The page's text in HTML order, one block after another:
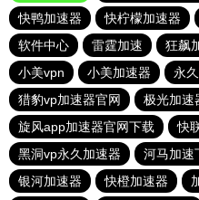
快鸭加速器
快柠檬加速器
软件中心
雷霆加速 狂飙
小美vpn
小美加速器
永
猎豹vp加速器官网
极光加速
旋风app加速器官网下载
快
黑洞vp永久加速器
河马加速
银河加速器
快橙加速器